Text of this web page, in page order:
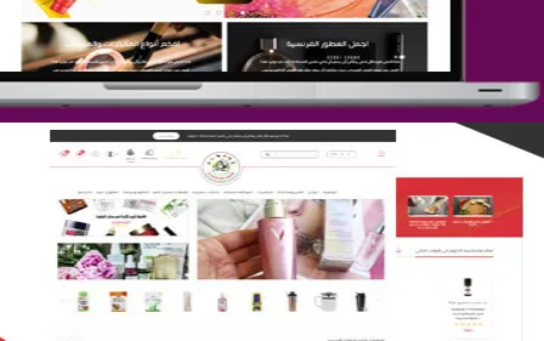
تصميم متجر لمار
التفاصيل